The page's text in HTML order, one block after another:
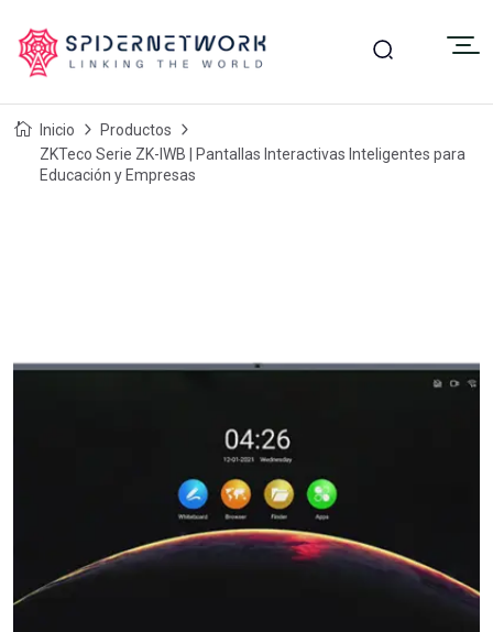
Inicio
Productos
ZKTeco Serie ZK-IWB | Pantallas Interactivas Inteligentes para
Educación y Empresas